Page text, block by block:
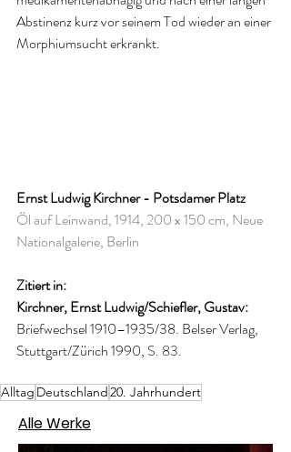
Abstinenz kurz vor seinem Tod wieder an einer
Morphiumsucht erkrankt.
Ernst Ludwig Kirchner - Potsdamer Platz
Öl auf Leinwand, 1914, 200 x 150 cm, Neue
Nationalgalerie, Berlin
Zitiert in:
Kirchner, Ernst Ludwig/Schiefler, Gustav:
Briefwechsel 1910–1935/38. Belser Verlag,
Stuttgart/Zürich 1990, S. 83.
Alltag Deutschland20. Jahrhundert
Alle Werke